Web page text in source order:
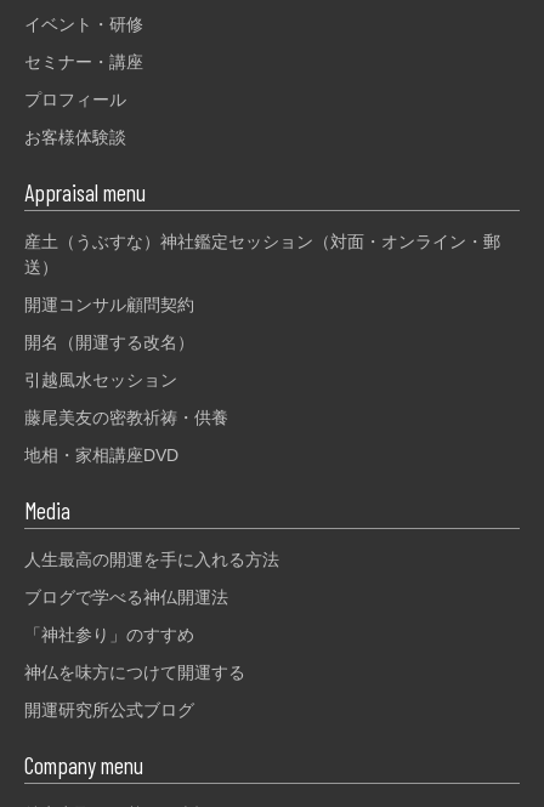
イベント・研修
セミナー・講座
プロフィール
お客様体験談
Appraisal menu
産土（うぶすな）神社鑑定セッション（対面・オンライン・郵
送）
開運コンサル顧問契約
開名（開運する改名）
引越風水セッション
藤尾美友の密教祈祷・供養
地相・家相講座DVD
Media
人生最高の開運を手に入れる方法
ブログで学べる神仏開運法
「神社参り」のすすめ
神仏を味方につけて開運する
開運研究所公式ブログ
Company menu